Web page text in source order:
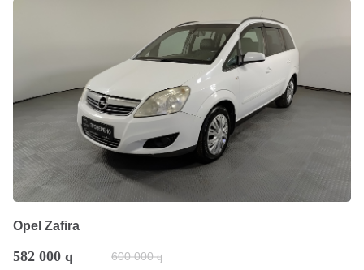
Opel Zafira
582 000 q 600 000 q